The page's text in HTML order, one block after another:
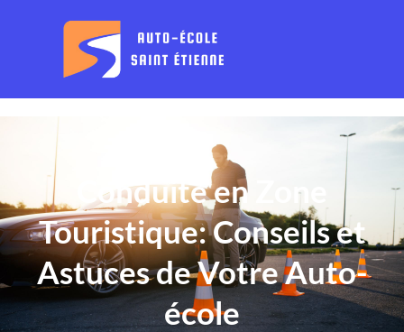
Conduite en Zone
Touristique: Conseils et
Astuces de Votre Auto-
école